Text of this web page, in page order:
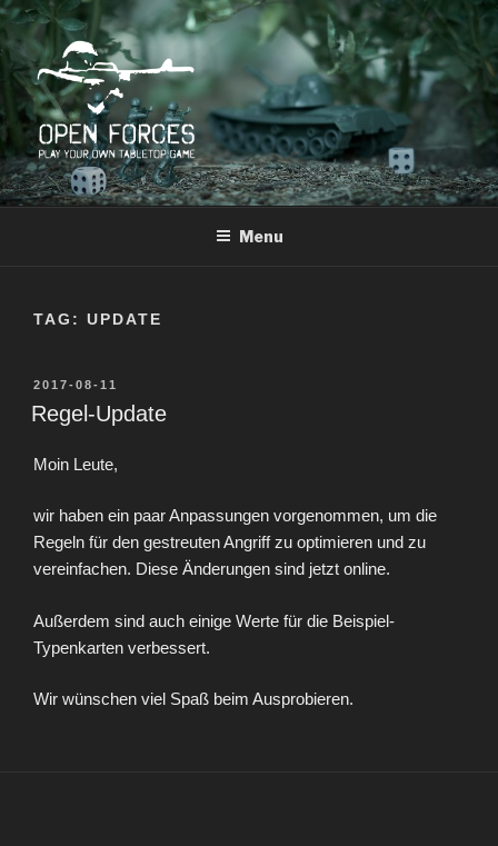
Skip
to
content
OPEN FORCES
Play Your Own Tabletop Game
Menu
TAG: UPDATE
POSTED
ON
2017-08-11
Regel-Update
Moin Leute,
wir haben ein paar Anpassungen vorgenommen, um die
Regeln für den gestreuten Angriff zu optimieren und zu
vereinfachen. Diese Änderungen sind jetzt online.
Außerdem sind auch einige Werte für die Beispiel-
Typenkarten verbessert.
Wir wünschen viel Spaß beim Ausprobieren.